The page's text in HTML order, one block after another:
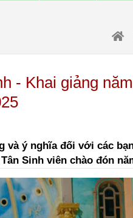
- Khai giảng
và ý nghĩa đối với các
Sinh viên chào đón